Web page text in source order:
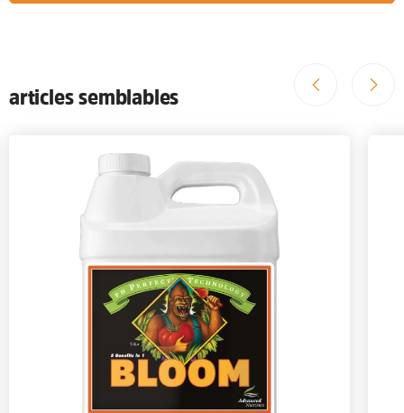
articles semblables